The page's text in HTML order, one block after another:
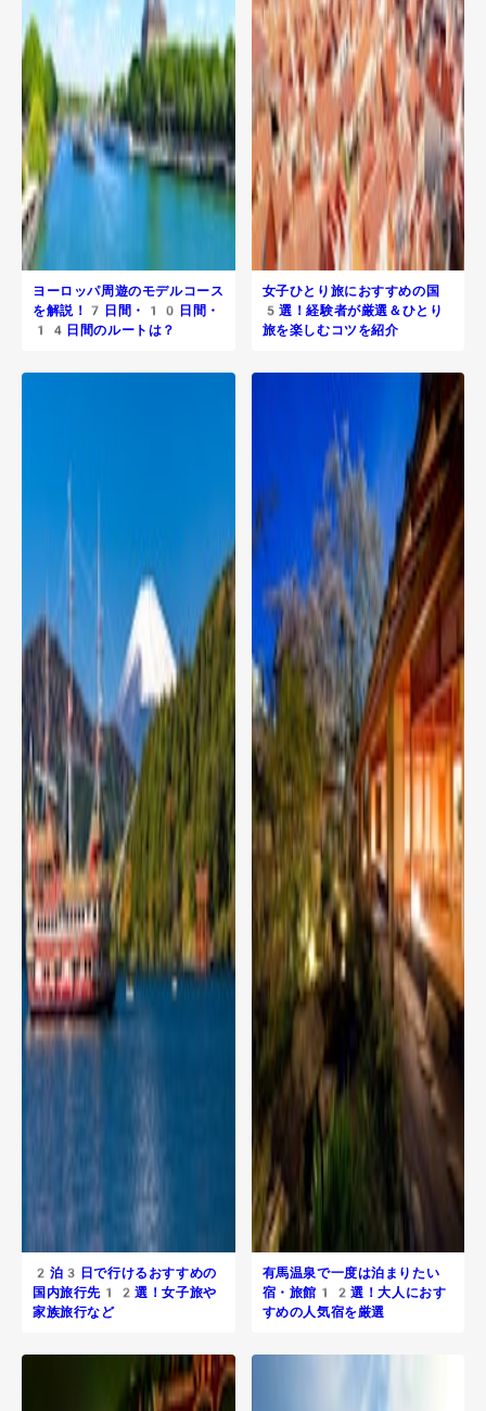
ヨーロッパ周遊のモデルコース
を解説！7日間・10日間・
14日間のルートは？
女子ひとり旅におすすめの国
5選！経験者が厳選＆ひとり
旅を楽しむコツを紹介
2泊3日で行けるおすすめの
国内旅行先12選！女子旅や
家族旅行など
有馬温泉で一度は泊まりたい
宿・旅館12選！大人におす
すめの人気宿を厳選